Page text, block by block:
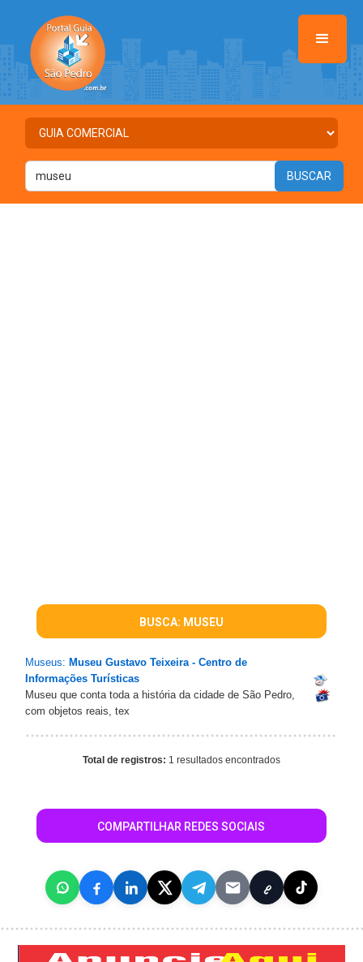
BUSCA: MUSEU
Museus: Museu Gustavo Teixeira - Centro de
Informações Turísticas
Museu que conta toda a história da cidade de São Pedro,
com objetos reais, tex
Total de registros: 1 resultados encontrados
COMPARTILHAR REDES SOCIAIS